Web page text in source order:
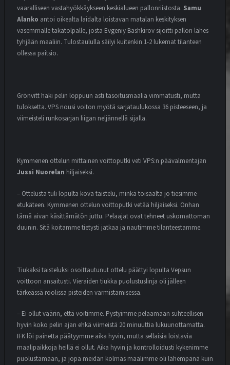
vaaralliseen vastahyökkäykseen keskialueen pallonriistosta. Samu
Alanko antoi oikealta laidalta loistavan matalan keskityksen
vasemmalle takatolpalle, josta Evgeniy Bashkirov sijoitti pallon lähes
tyhjään maaliin. Tulostaululla säilyi kuitenkin 1-2 lukemat tilanteen
ollessa paitsio.
Grönvitt haki pelin loppuun asti tasoitusmaalia vimmatusti, mutta
tuloksetta. VPS nousi voiton myötä sarjataulukossa 36 pisteeseen, ja
viimeisteli runkosarjan liigan neljännellä sijalla.
Kymmenen ottelun mittainen voittoputki veti VPS:n päävalmentajan
Jussi Nuorelan hiljaiseksi.
– Ottelusta tuli lopulta kova taistelu, minkä toisaalta jo tiesimme
etukäteen. Kymmenen ottelun voittoputki vetää hiljaiseksi. Onhan
tämä aivan käsittämätön juttu. Pelaajat ovat tehneet uskomattoman
duunin. Sitä koitamme tietysti jatkaa ja nautimme tilanteestamme.
Tiukaksi taisteluksi osoittautunut ottelu päättyi lopulta Vepsun
voittoon ansaitusti. Vieraiden tiukka puolustuslinja oli jälleen
tärkeässä roolissa pisteiden varmistamisessa.
– Ei ollut väärin, että voitimme. Pystyimme pelaamaan suhteellisen
hyvin koko pelin ajan ehkä viimeistä 20 minuuttia lukuunottamatta.
IFK löi painetta päätyymme aika hyvin, mutta sellaisia loistavia
maalipaikkoja heillä ei ollut. Aika hyvin ja kontrolloidusti kykenimme
puolustamaan, ja jopa meidän kolmas maalimme oli lähempänä kuin